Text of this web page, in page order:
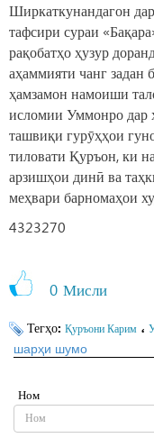
Ширкаткунандагон
тафсири сураи
рақобатҳо ҳузур
аҳаммияти чанг задан
ҳамзамон намоиши
исломии Уммонро дар
ташвиқи гурӯҳҳои
тиловати Қуръон, ки
арзишҳои динӣ ва
меҳвари барномаҳои
4323270
0 Мисли
Тегҳо: Қуръони Карим ،
шарҳи шумо
Ном